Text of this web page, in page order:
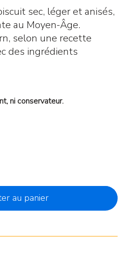
sec, léger et anisés,
au Moyen-Âge.
selon une recette
des ingrédients
ni conservateur.
au panier